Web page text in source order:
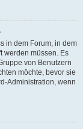
in dem Forum, in dem
werden müssen. Es
von Benutzern
möchte, bevor sie
Administration, wenn